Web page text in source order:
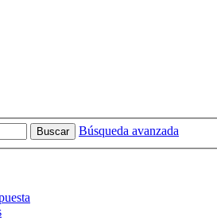
Buscar Búsqueda avanzada